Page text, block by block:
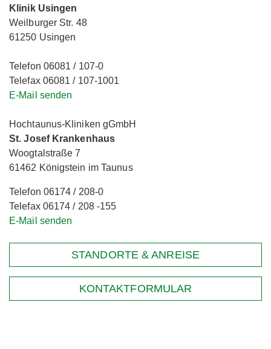
Klinik Usingen
Weilburger Str. 48
61250 Usingen
Telefon 06081 / 107-0
Telefax 06081 / 107-1001
E-Mail senden
Hochtaunus-Kliniken gGmbH
St. Josef Krankenhaus
Woogtalstraße 7
61462 Königstein im Taunus
Telefon 06174 / 208-0
Telefax 06174 / 208 -155
E-Mail senden
STANDORTE & ANREISE
KONTAKTFORMULAR